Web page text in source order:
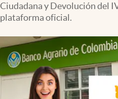
Ciudadana y Devolución del
plataforma oficial.